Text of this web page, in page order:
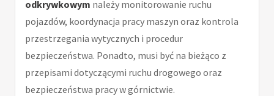
odkrywkowym należy monitorowanie ruchu
pojazdów, koordynacja pracy maszyn oraz kontrola
przestrzegania wytycznych i procedur
bezpieczeństwa. Ponadto, musi być na bieżąco z
przepisami dotyczącymi ruchu drogowego oraz
bezpieczeństwa pracy w górnictwie.